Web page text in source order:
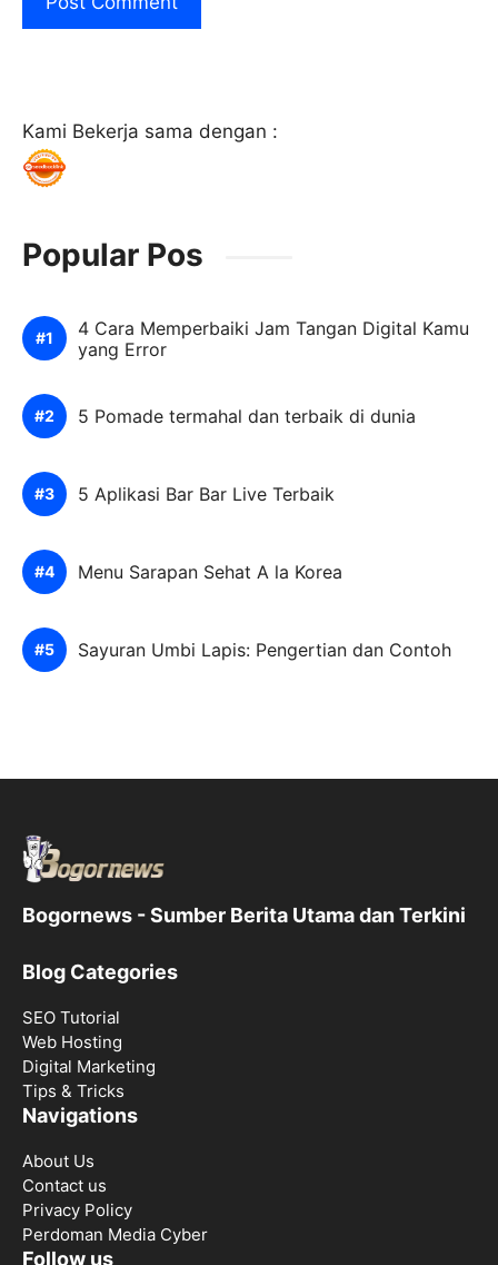
Kami Bekerja sama dengan :
Popular Pos
4 Cara Memperbaiki Jam Tangan Digital Kamu
yang Error
5 Pomade termahal dan terbaik di dunia
5 Aplikasi Bar Bar Live Terbaik
Menu Sarapan Sehat A la Korea
Sayuran Umbi Lapis: Pengertian dan Contoh
Bogornews - Sumber Berita Utama dan Terkini
Blog Categories
SEO Tutorial
Web Hosting
Digital Marketing
Tips & Tricks
Navigations
About Us
Contact us
Privacy Policy
Perdoman Media Cyber
Follow us